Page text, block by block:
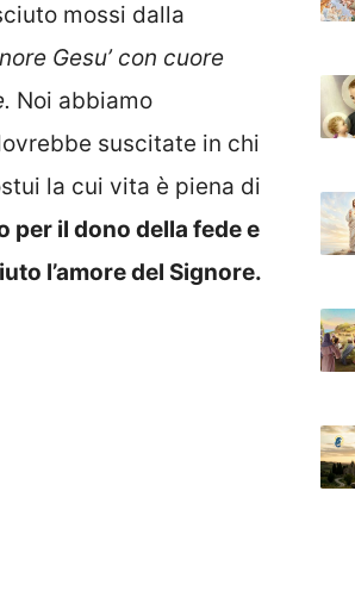
mossi dalla
Gesu’ con cuore
Noi abbiamo
suscitate in chi
la cui vita è piena di
per il dono della fede e
l’amore del Signore.